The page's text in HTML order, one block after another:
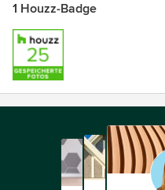
1 Houzz-Badge